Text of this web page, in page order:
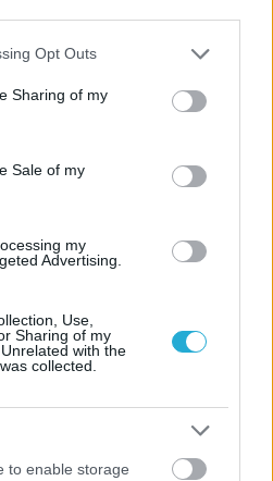
app uses one or more Google
behaviour. You may click to
and its third-party tags to
purposes in below Google
Opt Outs
Sharing of my
Sale of my
my
Advertising.
Use,
Sharing of my
with the
collected.
to enable storage
στο σήμερα: Tο τρίτο
Παναθηναϊκού με την
Αναγνώριση και σεβασμός
οι σημαντικότερες νίκες του